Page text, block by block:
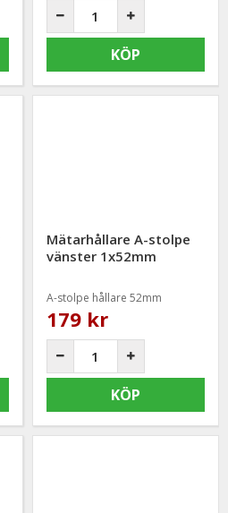
KÖP
Mätarhållare A-stolpe
vänster 1x52mm
A-stolpe hållare 52mm
179 kr
KÖP